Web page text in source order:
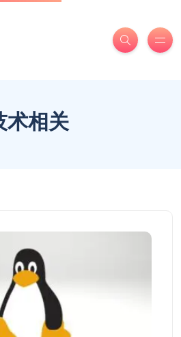
术相关